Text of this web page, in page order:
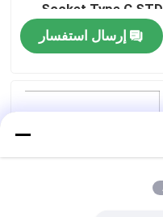
Socket Type C STD
إرسال استفسار